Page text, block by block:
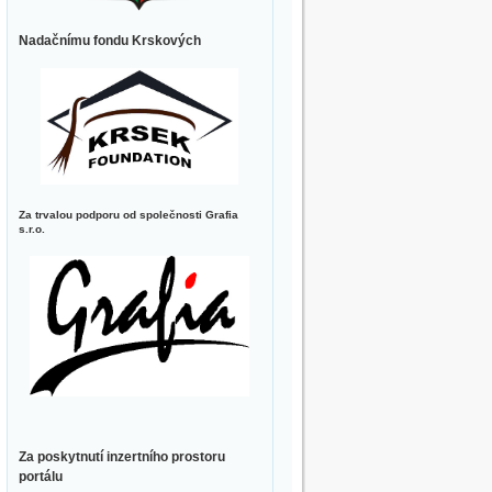
Nadačnímu fondu Krskových
Za trvalou podporu od společnosti Grafia
s.r.o.
Za poskytnutí inzertního prostoru
portálu